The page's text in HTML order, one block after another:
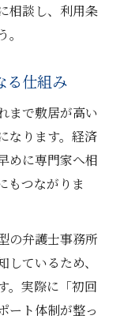
相談し、利用条
る仕組み
まで敷居が高い
なります。経済
めに専門家へ相
もつながりま
の弁護士事務所
ているため、
。実際に「初回
ート体制が整っ